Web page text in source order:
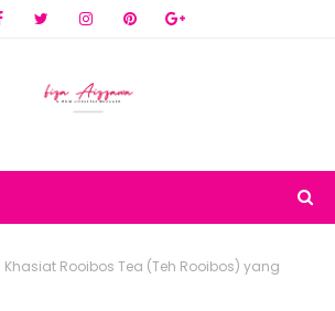
Khasiat Rooibos Tea (Teh Rooibos) yang